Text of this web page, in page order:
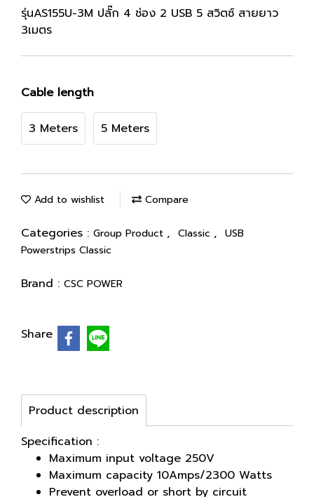
รุ่นAS155U-3M ปลั๊ก 4 ช่อง 2 USB 5 สวิตซ์ สายยาว
3เมตร
Cable length
3 Meters 5 Meters
Add to wishlist Compare
Categories : Group Product , Classic , USB
Powerstrips Classic
Brand : CSC POWER
Share
Product description
Specification :
Maximum input voltage 250V
Maximum capacity 10Amps/2300 Watts
Prevent overload or short by circuit